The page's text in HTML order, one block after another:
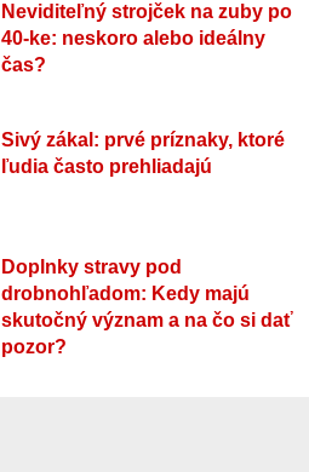
Neviditeľný strojček na zuby po
40-ke: neskoro alebo ideálny
čas?
Sivý zákal: prvé príznaky, ktoré
ľudia často prehliadajú
Doplnky stravy pod
drobnohľadom: Kedy majú
skutočný význam a na čo si dať
pozor?